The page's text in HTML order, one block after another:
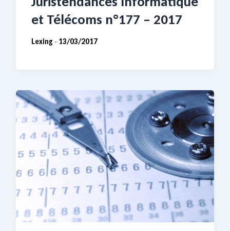
et Télécoms n°177 – 2017
Lexing - 13/03/2017